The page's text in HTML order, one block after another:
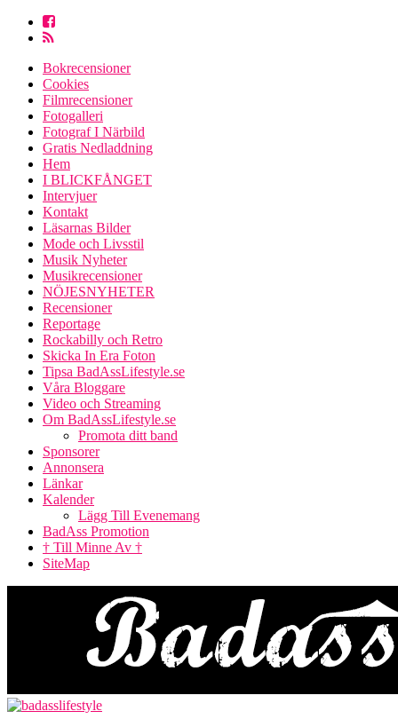
Bokrecensioner
Cookies
Filmrecensioner
Fotogalleri
Fotograf I Närbild
Gratis Nedladdning
Hem
I BLICKFÅNGET
Intervjuer
Kontakt
Läsarnas Bilder
Mode och Livsstil
Musik Nyheter
Musikrecensioner
NÖJESNYHETER
Recensioner
Reportage
Rockabilly och Retro
Skicka In Era Foton
Tipsa BadAssLifestyle.se
Våra Bloggare
Video och Streaming
Om BadAssLifestyle.se
Promota ditt band
Sponsorer
Annonsera
Länkar
Kalender
Lägg Till Evenemang
BadAss Promotion
† Till Minne Av †
SiteMap